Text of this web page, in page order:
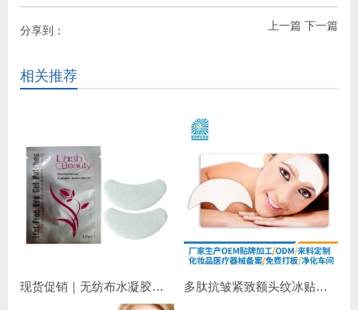
上一篇 下一篇
分享到：
相关推荐
现货促销｜无纺布水凝胶睫毛眼贴 嫁接睫毛专用 补水保湿不干扰操作 多肽抗皱紧致额头纹冰贴｜淡化抬头纹紧致显年轻